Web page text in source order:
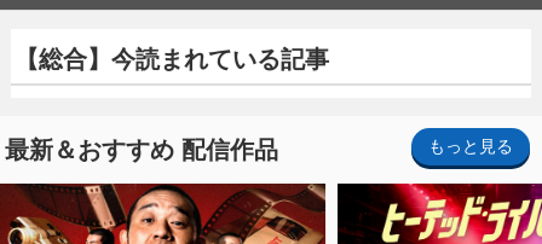
【総合】今読まれている記事
最新＆おすすめ 配信作品 もっと見る